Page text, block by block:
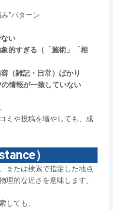
”パターン
い
的すぎる（「施術」「相
（雑記・日常）ばかり
情報が一致していない
ミや投稿を増やしても、成
）
または検索で指定した地点
理的な近さを意味します。
しても、